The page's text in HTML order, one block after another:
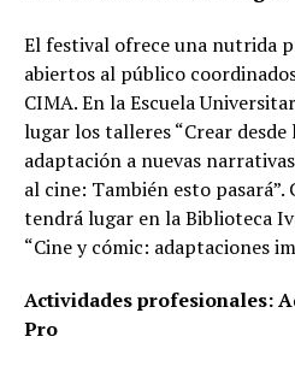
El festival ofrece una nutrida
abiertos al público
CIMA. En la Escuela
lugar los talleres “Crear
adaptación a nuevas
al cine: También esto pasará”.
tendrá lugar en la Biblioteca
“Cine y cómic: adaptaciones
Actividades profesionales:
Pro